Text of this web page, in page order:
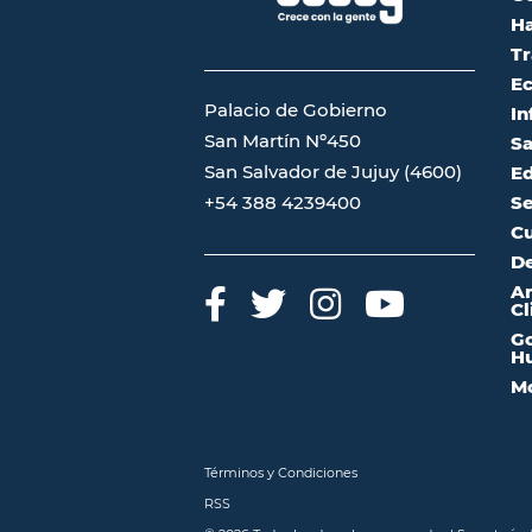
Palacio de Gobierno
San Martín Nº450
San Salvador de Jujuy (4600)
+54 388 4239400
Términos y Condiciones
RSS